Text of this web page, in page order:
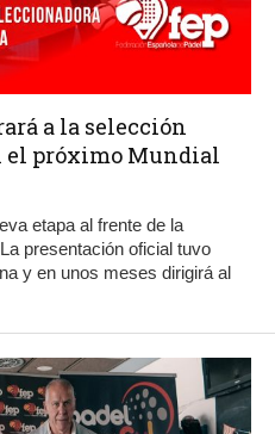
a la selección
el próximo Mundial
etapa al frente de la
presentación oficial tuvo
y en unos meses dirigirá al